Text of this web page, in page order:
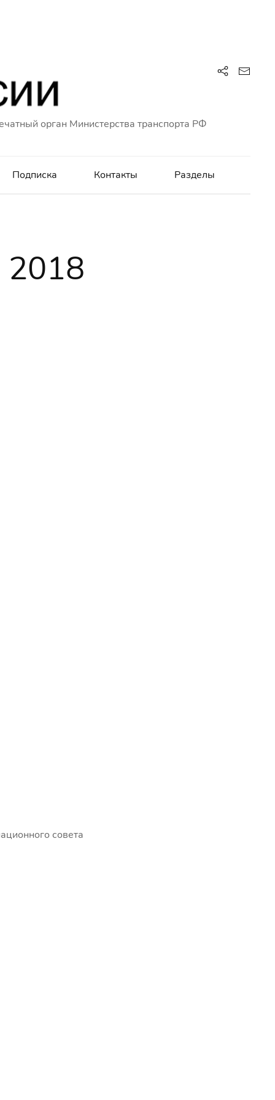
орган Министерства транспорта РФ
Подписка Контакты Разделы
совета